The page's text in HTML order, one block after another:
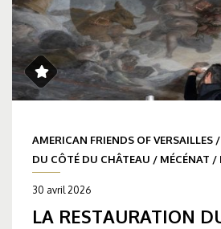
AMERICAN FRIENDS OF VERSAILLES /
DU CÔTÉ DU CHÂTEAU / MÉCÉNAT /
30 avril 2026
LA RESTAURATION